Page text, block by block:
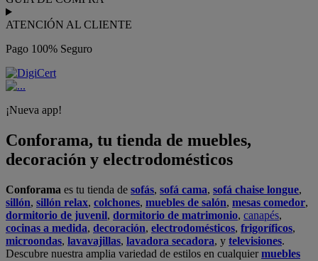
ATENCIÓN AL CLIENTE
Pago 100% Seguro
¡Nueva app!
Conforama, tu tienda de muebles,
decoración y electrodomésticos
Conforama es tu tienda de sofás, sofá cama, sofá chaise longue,
sillón, sillón relax, colchones, muebles de salón, mesas comedor,
dormitorio de juvenil, dormitorio de matrimonio, canapés,
cocinas a medida, decoración, electrodomésticos, frigoríficos,
microondas, lavavajillas, lavadora secadora, y televisiones.
Descubre nuestra amplia variedad de estilos en cualquiermuebles